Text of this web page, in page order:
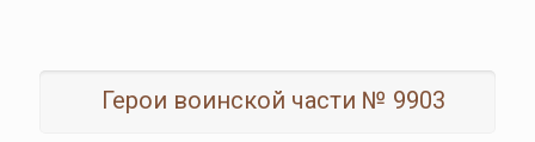
Герои воинской части № 9903